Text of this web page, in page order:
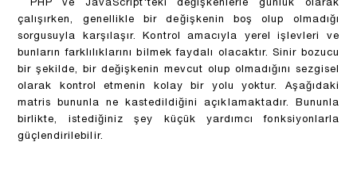
PHP ve JavaScript'teki değişkenlerle günlük olarak
çalışırken, genellikle bir değişkenin boş olup olmadığı
sorgusuyla karşılaşır. Kontrol amacıyla yerel işlevleri ve
bunların farklılıklarını bilmek faydalı olacaktır. Sinir bozucu
bir şekilde, bir değişkenin mevcut olup olmadığını sezgisel
olarak kontrol etmenin kolay bir yolu yoktur. Aşağıdaki
matris bununla ne kastedildiğini açıklamaktadır. Bununla
birlikte, istediğiniz şey küçük yardımcı fonksiyonlarla
güçlendirilebilir.